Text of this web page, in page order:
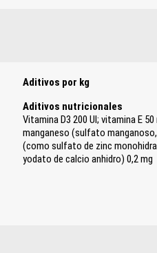
Aditivos por kg
Aditivos nutricionales
Vitamina D3 200 UI; vitamina E
manganeso (sulfato
(como sulfato de zinc
yodato de calcio anhidro) 0,2 mg